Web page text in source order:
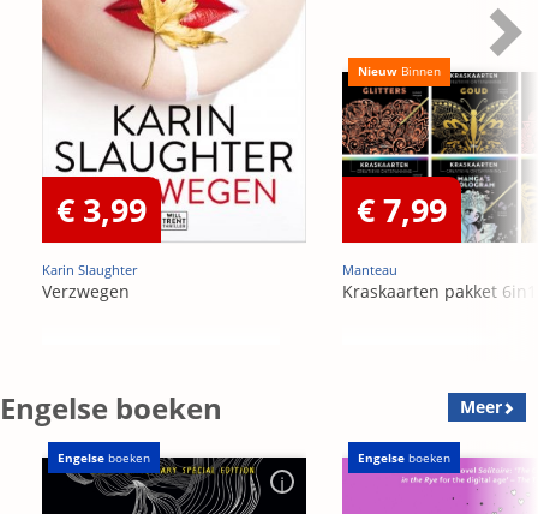
€ 3,99
Karin Slaughter
Verzwegen
Nieuw Binnen
€ 7,99
Manteau
Kraskaarten pakket 6in1
Engelse boeken Meer
Engelse boeken Engelse boeken